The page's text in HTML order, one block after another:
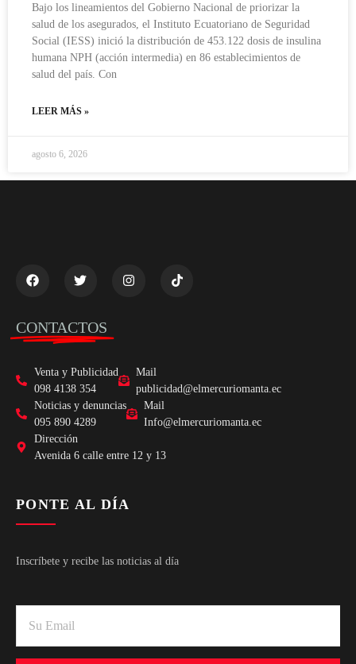
Bajo los lineamientos del Gobierno Nacional de priorizar la
salud de los asegurados, el Instituto Ecuatoriano de Seguridad
Social (IESS) inició la distribución de 453.122 dosis de insulina
humana NPH (acción intermedia) en 86 establecimientos de
salud del país. Con
LEER MÁS »
agosto 6, 2026
CONTACTOS
Venta y Publicidad
098 4138 354
Mail
publicidad@elmercuriomanta.ec
Noticias y denuncias
095 890 4289
Mail
Info@elmercuriomanta.ec
Dirección
Avenida 6 calle entre 12 y 13
PONTE AL DÍA
Inscríbete y recibe las noticias al día